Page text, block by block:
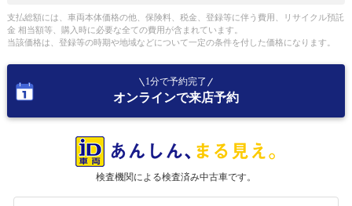
支払総額には、車両本体価格の他、保険料、税金、登録等に伴う費用、リサイクル預託
金 相当額等、購入時に必要な全ての費用が含まれています。
当該価格は、登録等の時期や地域などについて一定の条件を付した価格になります。
1分で予約完了
オンラインで来店予約
検査機関による検査済み中古車です。